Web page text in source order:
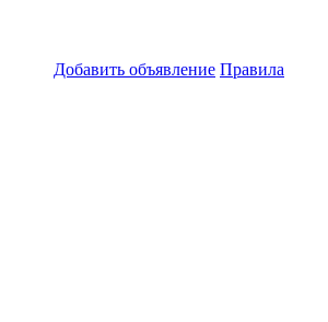
Добавить объявление Правила